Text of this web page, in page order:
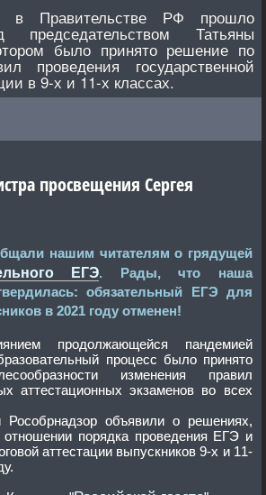
в Правительстве РФ прошло
Татьяны
было принято решение по
проведения государственной
в 9-х и 11-х классах.
просвещения Сергея
нашим читателям о грядущей
ЕГЭ. Рады, что наша
в 2021 году отменен!
продолжающейся пандемией
процесс было принято
изменения правил
экзаменов во всех
объявили о решениях,
выпускников 9-х и 11-